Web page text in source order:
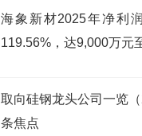
海象新材2025年净利
119.56%，达9,000万元
取向硅钢龙头公司一览
条焦点